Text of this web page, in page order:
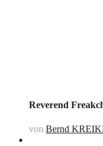
Reverend
von Bernd